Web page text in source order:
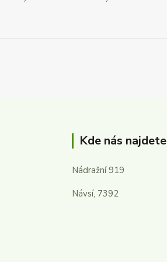
Kde nás najdete
Nádražní 919
Návsí, 7392